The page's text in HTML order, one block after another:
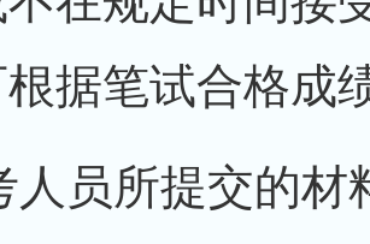
据笔试合格成
人员所提交的